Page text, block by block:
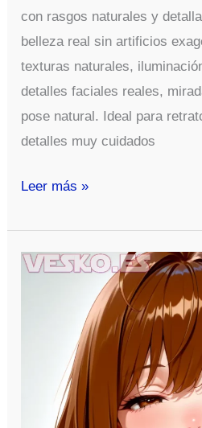
con rasgos naturales y
belleza real sin artificios
texturas naturales,
detalles faciales reales,
pose natural. Ideal para
detalles muy cuidados
Chica
Realista
Hecha
Comfyui
Leer más »